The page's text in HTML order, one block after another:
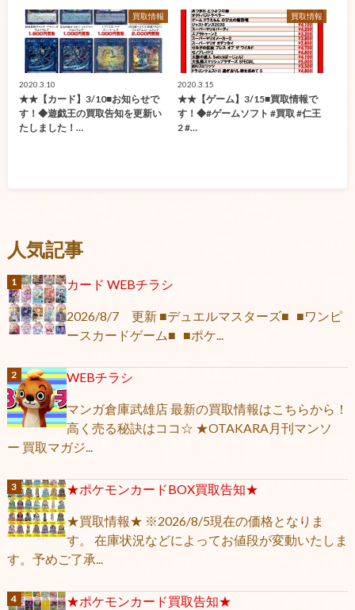
買取情報
2020.3.10
★★【カード】3/10■お知らせで
す！◆遊戯王の買取告知を更新い
たしました！…
買取情報
2020.3.15
★★【ゲーム】3/15■買取情報で
す！◆#ゲームソフト #買取 #仁王
2 #…
人気記事
カード WEBチラシ
2026/8/7 更新 ■デュエルマスターズ■ ■ワンピ
ースカードゲーム■ ■ポケ...
WEBチラシ
マンガ倉庫武雄店 最新の買取情報はこちらから！
高く売る秘訣はココ☆ ★OTAKARA月刊マンソ
ー 買取マガジ...
★ポケモンカードBOX買取告知★
★買取情報★ ※2026/8/5現在の価格となりま
す。 在庫状況などによってお値段が変動いたしま
す。予めご了承...
★ポケモンカード買取告知★